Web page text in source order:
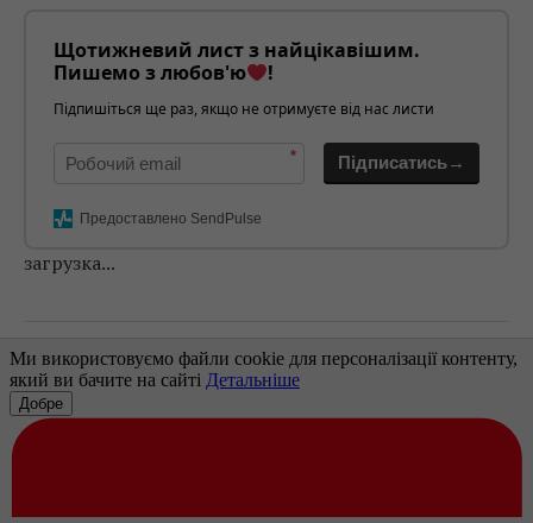
Щотижневий лист з найцікавішим.
Пишемо з любов'ю
!
Підпишіться ще раз, якщо не отримуєте від нас листи
* Підписатись→
Предоставлено SendPulse
загрузка...
Попередня стаття
НАПЕРЕДОДНІ ВИБОРІВ: Х ВСЕУКРАЇНСЬКА
КОНФЕРЕНЦІЯ ЖУРНАЛІСТІВ-РОЗСЛІДУВАЧІВ